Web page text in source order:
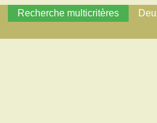
Recherche multicritères